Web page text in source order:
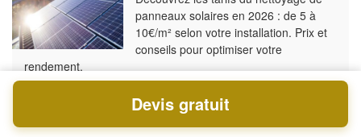
panneaux solaires en 2026 : de 5 à
10€/m² selon votre installation. Prix et
conseils pour optimiser votre
rendement.
Devis gratuit